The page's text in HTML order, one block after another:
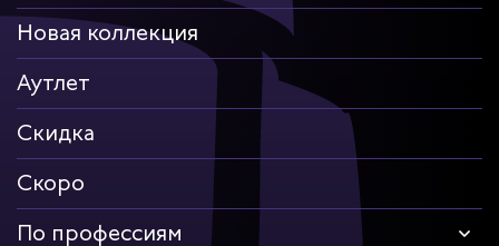
Новая коллекция
Аутлет
Скидка
Скоро
По профессиям